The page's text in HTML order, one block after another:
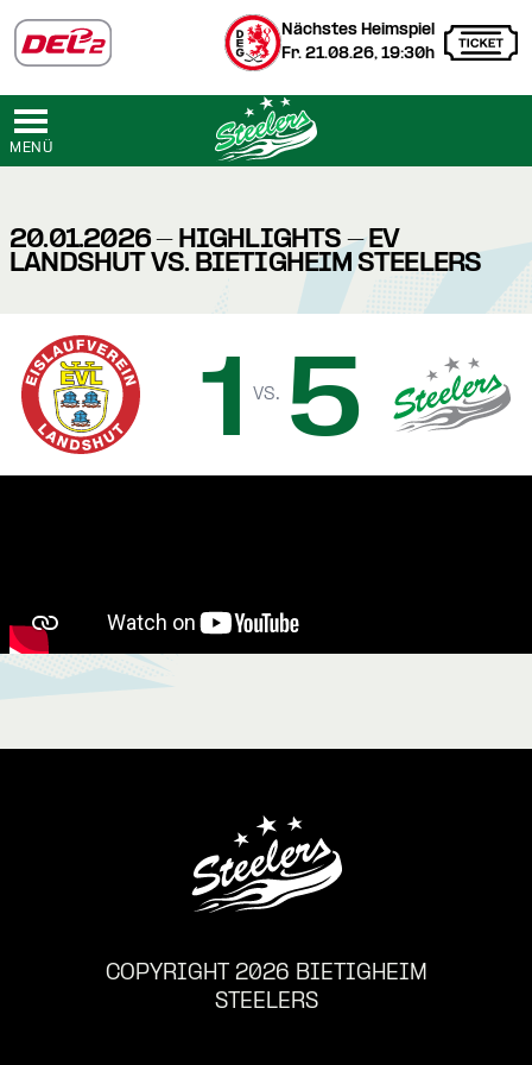
Nächstes Heimspiel
Fr. 21.08.26, 19:30h
MENÜ
20.01.2026 - HIGHLIGHTS - EV
LANDSHUT VS. BIETIGHEIM STEELERS
1 vs. 5
COPYRIGHT 2026 BIETIGHEIM
STEELERS